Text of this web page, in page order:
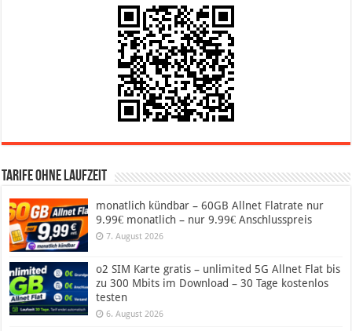
Tarife ohne Laufzeit
monatlich kündbar – 60GB Allnet Flatrate nur
9.99€ monatlich – nur 9.99€ Anschlusspreis
7. August 2026
o2 SIM Karte gratis – unlimited 5G Allnet Flat bis
zu 300 Mbits im Download – 30 Tage kostenlos
testen
6. August 2026